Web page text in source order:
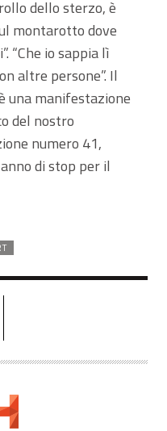
dello sterzo, è
montarotto dove
“Che io sappia lì
altre persone”. Il
una manifestazione
del nostro
numero 41,
di stop per il